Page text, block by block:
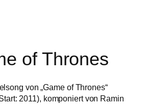
of Thrones
von „Game of Thrones“
2011), komponiert von Ramin